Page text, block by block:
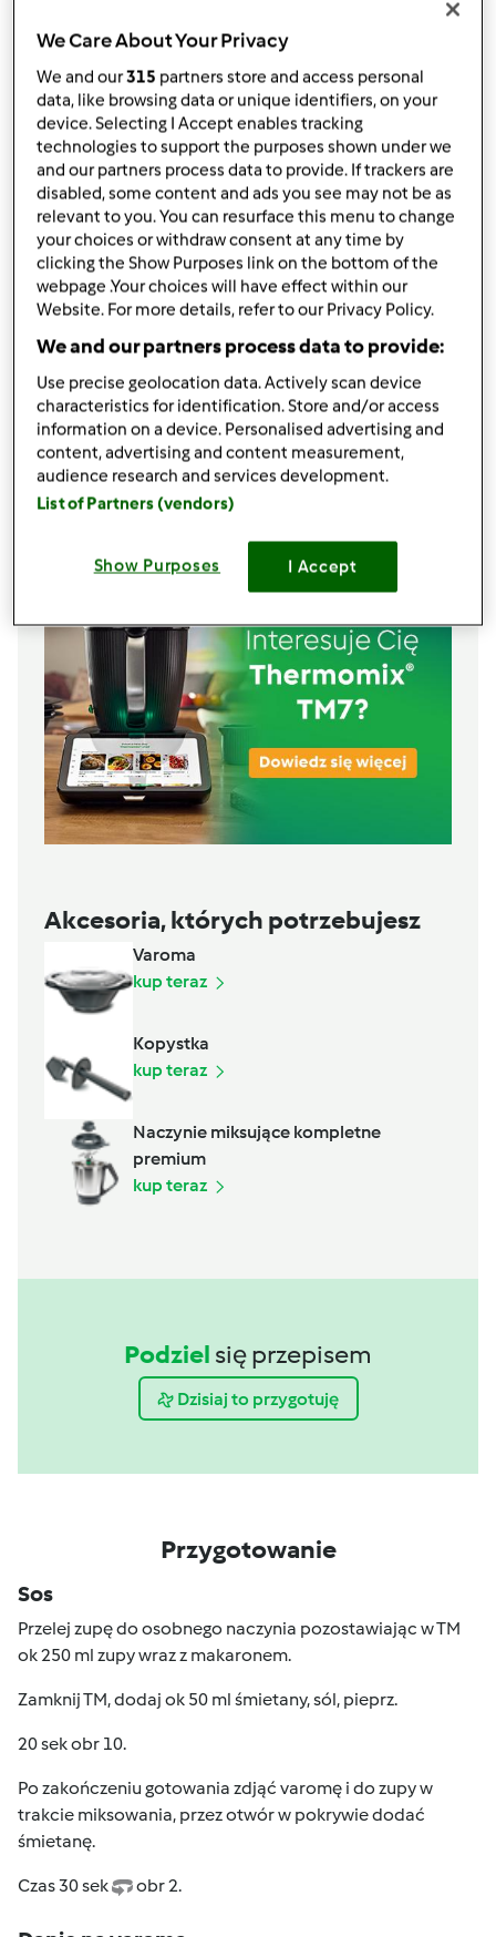
po ok. 100 - 150 g piersi z indyka
3ziemniaki, średniej wielkości
2marchewki
1/2cukinia,lub inne dowolne warzywa
3łyżekśmietany 30%
szczypta gałki muszkatułowej
Zupa
1cebula
3ząbkiczosnku
3łyżekoliwy
1pomidor
lodówce
60gmakaronu,kokardki lub kolanka
100g śmietany 30%
1łyżki kostki rosołowej,najlepiej własnej roboty
Lista zakupów
Akcesoria, których potrzebujesz
Varoma
kup teraz
Kopystka
kup teraz
Naczynie miksujące kompletne
premium
kup teraz
Podziel się przepisem
Dzisiaj to przygotuję
Przygotowanie
Sos
Przelej zupę do osobnego naczynia pozostawiając w TM
ok 250 ml zupy wraz z makaronem.
Zamknij TM, dodaj ok 50 ml śmietany, sól, pieprz.
20 sek obr 10.
Po zakończeniu gotowania zdjąć varomę i do zupy w
trakcie miksowania, przez otwór w pokrywie dodać
śmietanę.
Czas 30 sek obr 2.
We Care About Your Privacy
We and our315 partners store and access personal
data, like browsing data or unique identifiers, on your
device. Selecting I Accept enables tracking
technologies to support the purposes shown under we
and our partners process data to provide. If trackers are
disabled, some content and ads you see may not be as
relevant to you. You can resurface this menu to change
your choices or withdraw consent at any time by
clicking the Show Purposes link on the bottom of the
webpage .Your choices will have effect within our
Website. For more details, refer to our Privacy Policy.
We and our partners process data to provide:
Use precise geolocation data. Actively scan device
characteristics for identification. Store and/or access
information on a device. Personalised advertising and
content, advertising and content measurement,
audience research and services development.
List of Partners (vendors)
Show Purposes I Accept